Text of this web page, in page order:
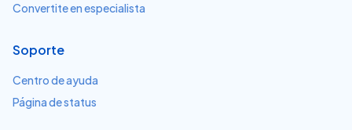
Convertite en especialista
Soporte
Centro de ayuda
Página de status